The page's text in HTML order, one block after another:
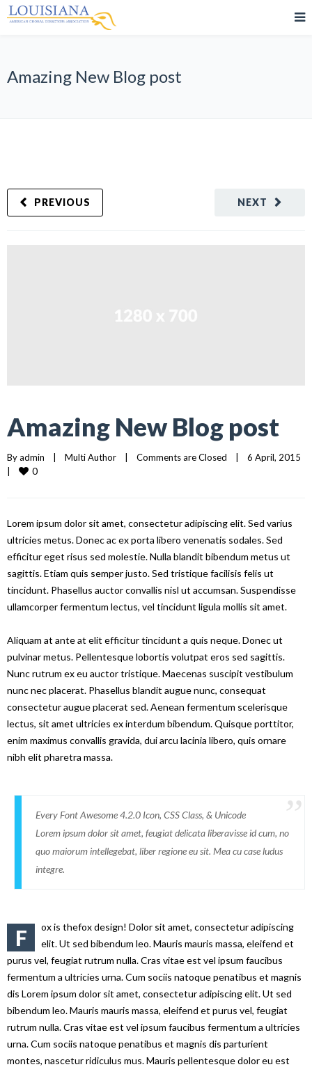
Amazing New Blog post
NEXT
PREVIOUS
Amazing New Blog post
By admin | Multi Author | Comments are Closed |
|
0
Lorem ipsum dolor sit amet, consectetur adipiscing elit. Sed varius
ultricies metus. Donec ac ex porta libero venenatis sodales. Sed
efficitur eget risus sed molestie. Nulla blandit bibendum metus ut
sagittis. Etiam quis semper justo. Sed tristique facilisis felis ut
tincidunt. Phasellus auctor convallis nisl ut accumsan. Suspendisse
ullamcorper fermentum lectus, vel tincidunt ligula mollis sit amet.
Aliquam at ante at elit efficitur tincidunt a quis neque. Donec ut
pulvinar metus. Pellentesque lobortis volutpat eros sed sagittis.
Nunc rutrum ex eu auctor tristique. Maecenas suscipit vestibulum
nunc nec placerat. Phasellus blandit augue nunc, consequat
consectetur augue placerat sed. Aenean fermentum scelerisque
lectus, sit amet ultricies ex interdum bibendum. Quisque porttitor,
enim maximus convallis gravida, dui arcu lacinia libero, quis ornare
nibh elit pharetra massa.
Every Font Awesome 4.2.0 Icon, CSS Class, & Unicode
Lorem ipsum dolor sit amet, feugiat delicata liberavisse id cum, no
quo maiorum intellegebat, liber regione eu sit. Mea cu case ludus
integre.
F
ox is thefox design! Dolor sit amet, consectetur adipiscing
elit. Ut sed bibendum leo. Mauris mauris massa, eleifend et
purus vel, feugiat rutrum nulla. Cras vitae est vel ipsum faucibus
fermentum a ultricies urna. Cum sociis natoque penatibus et magnis
dis Lorem ipsum dolor sit amet, consectetur adipiscing elit. Ut sed
bibendum leo. Mauris mauris massa, eleifend et purus vel, feugiat
rutrum nulla. Cras vitae est vel ipsum faucibus fermentum a ultricies
urna. Cum sociis natoque penatibus et magnis dis parturient
montes, nascetur ridiculus mus. Mauris pellentesque dolor eu est